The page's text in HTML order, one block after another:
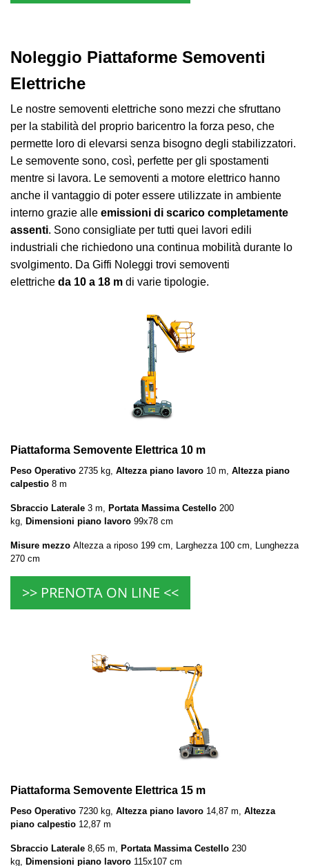
Noleggio Piattaforme Semoventi
Elettriche
Le nostre semoventi elettriche sono mezzi che sfruttano
per la stabilità del proprio baricentro la forza peso, che
permette loro di elevarsi senza bisogno degli stabilizzatori.
Le semovente sono, così, perfette per gli spostamenti
mentre si lavora. Le semoventi a motore elettrico hanno
anche il vantaggio di poter essere utilizzate in ambiente
interno grazie alle emissioni di scarico completamente
assenti. Sono consigliate per tutti quei lavori edili
industriali che richiedono una continua mobilità durante lo
svolgimento. Da Giffi Noleggi trovi semoventi
elettriche da 10 a 18 m di varie tipologie.
Piattaforma Semovente Elettrica 10 m
Peso Operativo 2735 kg, Altezza piano lavoro 10 m, Altezza piano
calpestio 8 m
Sbraccio Laterale 3 m, Portata Massima Cestello 200
kg, Dimensioni piano lavoro 99x78 cm
Misure mezzo Altezza a riposo 199 cm, Larghezza 100 cm, Lunghezza
270 cm
>> PRENOTA ON LINE <<
Piattaforma Semovente Elettrica 15 m
Peso Operativo 7230 kg, Altezza piano lavoro 14,87 m, Altezza
piano calpestio 12,87 m
Sbraccio Laterale 8,65 m, Portata Massima Cestello 230
kg, Dimensioni piano lavoro 115x107 cm